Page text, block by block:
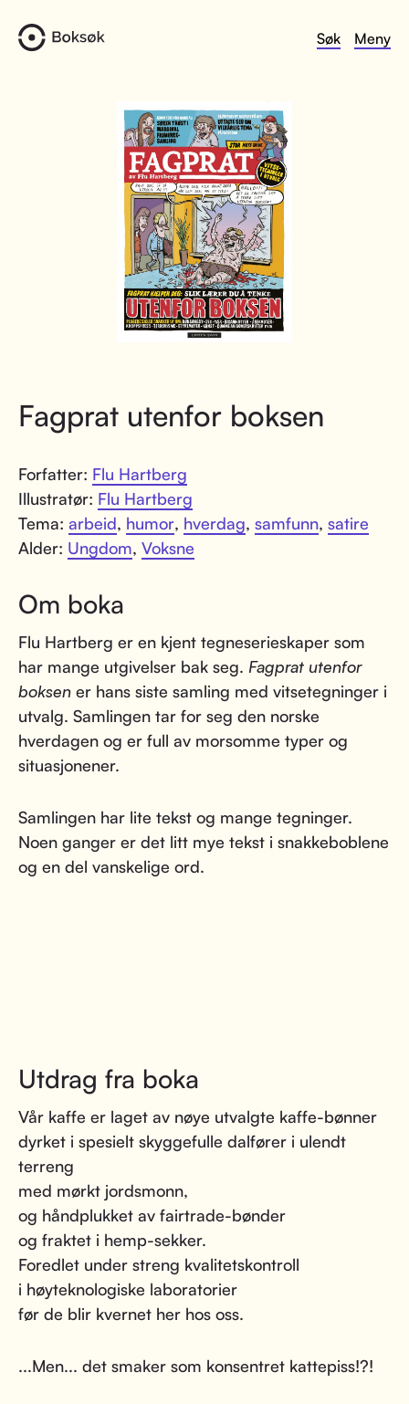
Søk Meny
Fagprat utenfor boksen
Forfatter: Flu Hartberg
Illustratør: Flu Hartberg
Tema: arbeid, humor, hverdag, samfunn, satire
Alder: Ungdom, Voksne
Om boka
Flu Hartberg er en kjent tegneserieskaper som
har mange utgivelser bak seg. Fagprat utenfor
boksen er hans siste samling med vitsetegninger i
utvalg. Samlingen tar for seg den norske
hverdagen og er full av morsomme typer og
situasjonener.
Samlingen har lite tekst og mange tegninger.
Noen ganger er det litt mye tekst i snakkeboblene
og en del vanskelige ord.
Utdrag fra boka
Vår kaffe er laget av nøye utvalgte kaffe-bønner
dyrket i spesielt skyggefulle dalfører i ulendt
terreng
med mørkt jordsmonn,
og håndplukket av fairtrade-bønder
og fraktet i hemp-sekker.
Foredlet under streng kvalitetskontroll
i høyteknologiske laboratorier
før de blir kvernet her hos oss.
...Men... det smaker som konsentret kattepiss!?!